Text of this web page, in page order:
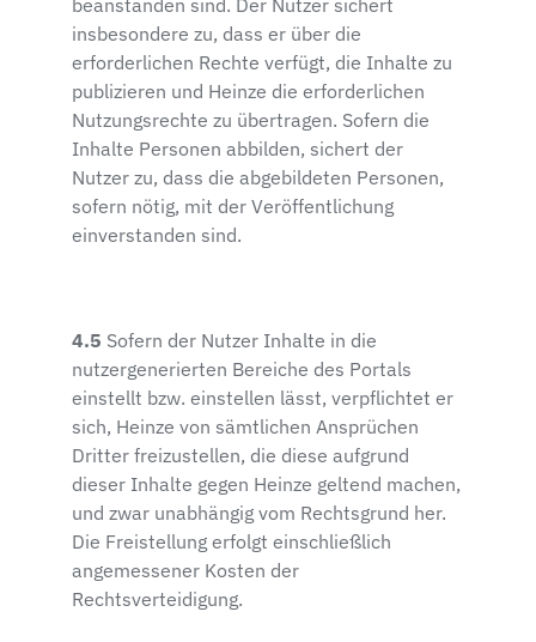
beanstanden sind. Der Nutzer sichert
insbesondere zu, dass er über die
erforderlichen Rechte verfügt, die Inhalte zu
publizieren und Heinze die erforderlichen
Nutzungsrechte zu übertragen. Sofern die
Inhalte Personen abbilden, sichert der
Nutzer zu, dass die abgebildeten Personen,
sofern nötig, mit der Veröffentlichung
einverstanden sind.
4.5 Sofern der Nutzer Inhalte in die
nutzergenerierten Bereiche des Portals
einstellt bzw. einstellen lässt, verpflichtet er
sich, Heinze von sämtlichen Ansprüchen
Dritter freizustellen, die diese aufgrund
dieser Inhalte gegen Heinze geltend machen,
und zwar unabhängig vom Rechtsgrund her.
Die Freistellung erfolgt einschließlich
angemessener Kosten der
Rechtsverteidigung.